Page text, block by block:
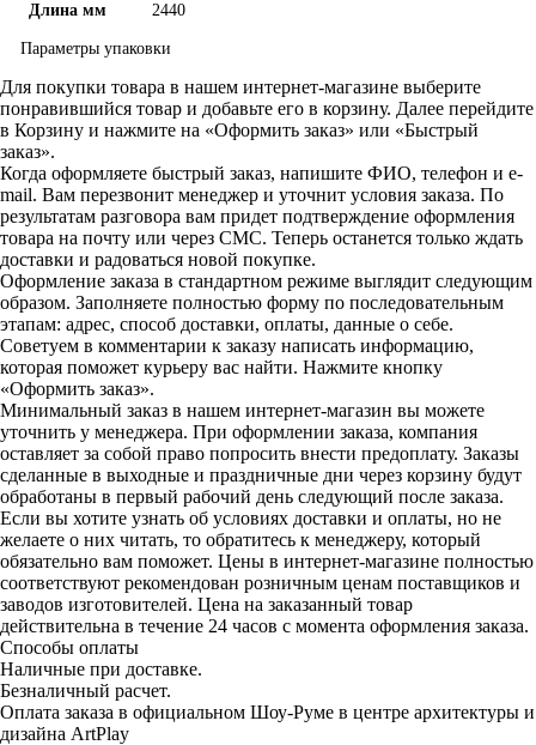
Длина мм
2440
Параметры упаковки
Для покупки товара в нашем интернет-магазине выберите
понравившийся товар и добавьте его в корзину. Далее перейдите
в Корзину и нажмите на «Оформить заказ» или «Быстрый
заказ».
Когда оформляете быстрый заказ, напишите ФИО, телефон и e-
mail. Вам перезвонит менеджер и уточнит условия заказа. По
результатам разговора вам придет подтверждение оформления
товара на почту или через СМС. Теперь останется только ждать
доставки и радоваться новой покупке.
Оформление заказа в стандартном режиме выглядит следующим
образом. Заполняете полностью форму по последовательным
этапам: адрес, способ доставки, оплаты, данные о себе.
Советуем в комментарии к заказу написать информацию,
которая поможет курьеру вас найти. Нажмите кнопку
«Оформить заказ».
Минимальный заказ в нашем интернет-магазин вы можете
уточнить у менеджера. При оформлении заказа, компания
оставляет за собой право попросить внести предоплату. Заказы
сделанные в выходные и праздничные дни через корзину будут
обработаны в первый рабочий день следующий после заказа.
Если вы хотите узнать об условиях доставки и оплаты, но не
желаете о них читать, то обратитесь к менеджеру, который
обязательно вам поможет. Цены в интернет-магазине полностью
соответствуют рекомендован розничным ценам поставщиков и
заводов изготовителей. Цена на заказанный товар
действительна в течение 24 часов с момента оформления заказа.
Способы оплаты
Наличные при доставке.
Безналичный расчет.
Оплата заказа в официальном Шоу-Руме в центре архитектуры и
дизайна ArtPlay